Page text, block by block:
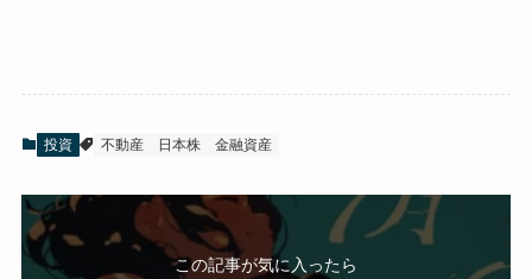
投資 不動産 日本株 金融資産
この記事が気に入ったら